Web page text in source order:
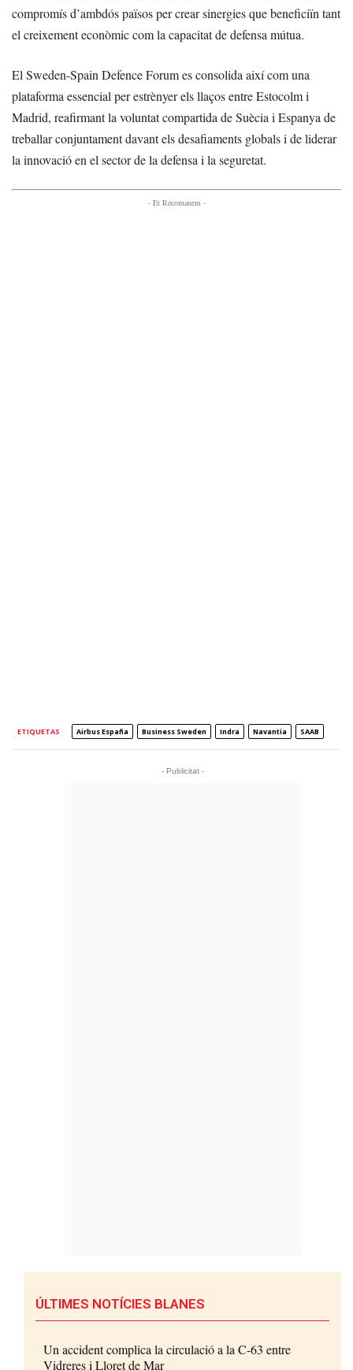
compromís d’ambdós països per crear sinergies que beneficiïn tant
el creixement econòmic com la capacitat de defensa mútua.
El Sweden-Spain Defence Forum es consolida així com una
plataforma essencial per estrènyer els llaços entre Estocolm i
Madrid, reafirmant la voluntat compartida de Suècia i Espanya de
treballar conjuntament davant els desafiaments globals i de liderar
la innovació en el sector de la defensa i la seguretat.
- Et Recomanem -
ETIQUETAS Airbus España Business Sweden Indra Navantia SAAB
- Publicitat -
ÚLTIMES NOTÍCIES BLANES
Un accident complica la circulació a la C-63 entre
Vidreres i Lloret de Mar